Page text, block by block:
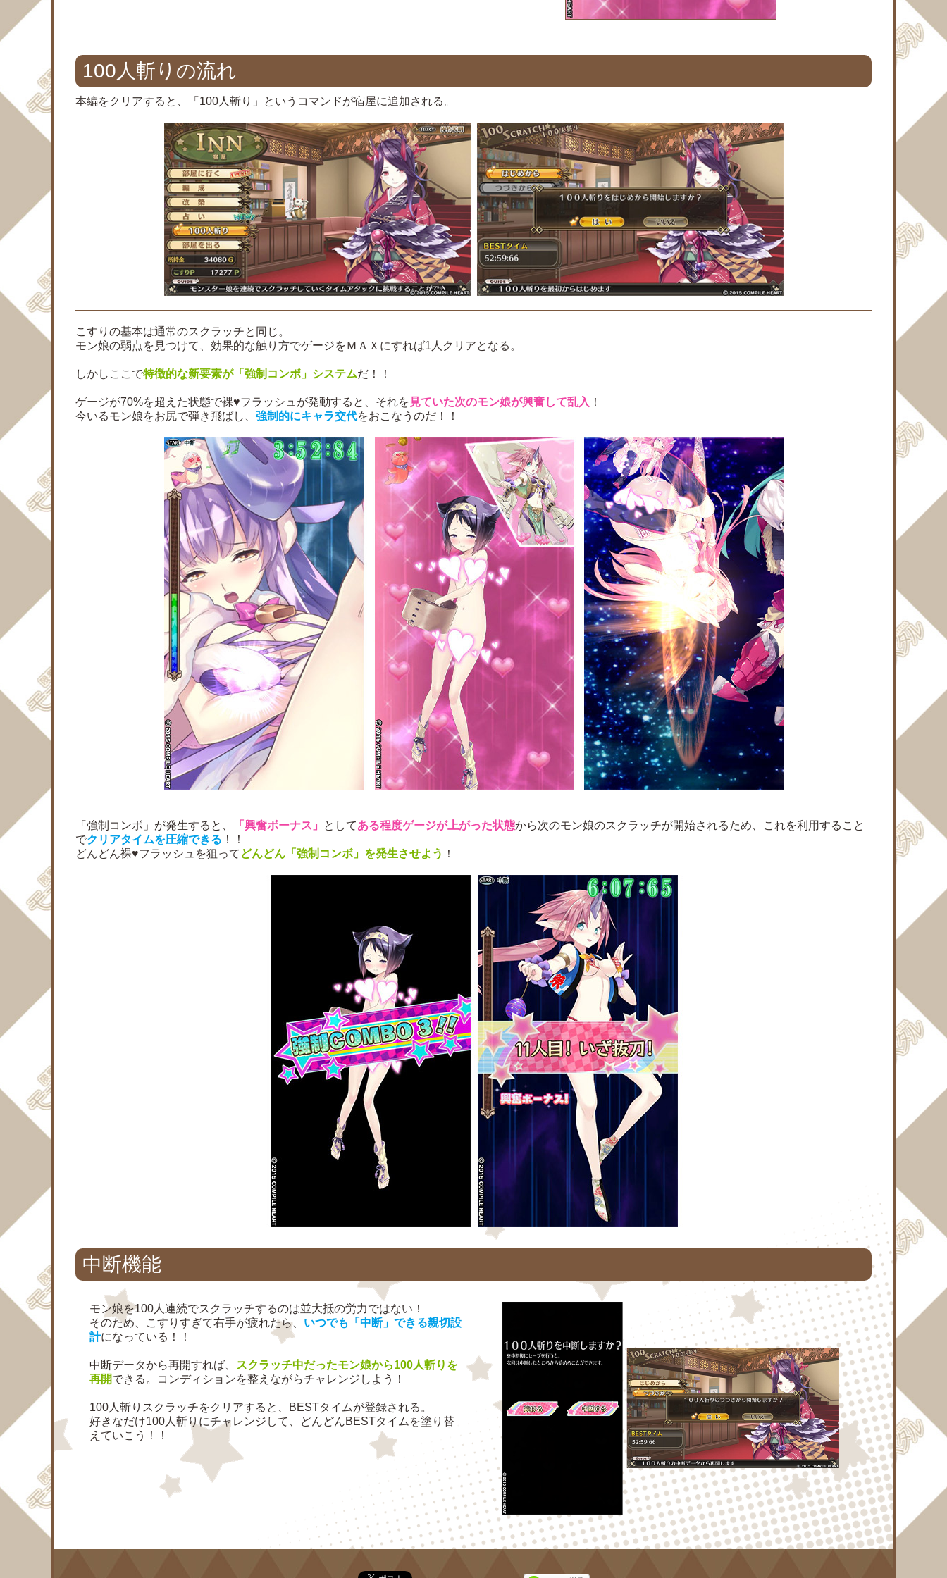
100人斬りの流れ
本編をクリアすると、「100人斬り」というコマンドが宿屋に追加される。
こすりの基本は通常のスクラッチと同じ。
モン娘の弱点を見つけて、効果的な触り方でゲージをＭＡＸにすれば1人クリアとなる。
しかしここで特徴的な新要素が「強制コンボ」システムだ！！
ゲージが70%を超えた状態で裸♥フラッシュが発動すると、それを 見ていた次のモン娘が興奮して乱入 ！
今いるモン娘をお尻で弾き飛ばし、 強制的にキャラ交代をおこなうのだ！！
「強制コンボ」が発生すると、 「興奮ボーナス」 としてある程度ゲージが上がった状態から次のモン娘のスクラッチが開始されるため、これを利用すること
でクリアタイムを圧縮できる ！！
どんどん裸♥フラッシュを狙って どんどん「強制コンボ」を発生させよう ！
中断機能
モン娘を100人連続でスクラッチするのは並大抵の労力ではない！
そのため、こすりすぎて右手が疲れたら、 いつでも「中断」できる親切設
計になっている！！
中断データから再開すれば、 スクラッチ中だったモン娘から100人斬りを
再開できる。コンディションを整えながらチャレンジしよう！
100人斬りスクラッチをクリアすると、BESTタイムが登録される。
好きなだけ100人斬りにチャレンジして、どんどんBESTタイムを塗り替
えていこう！！